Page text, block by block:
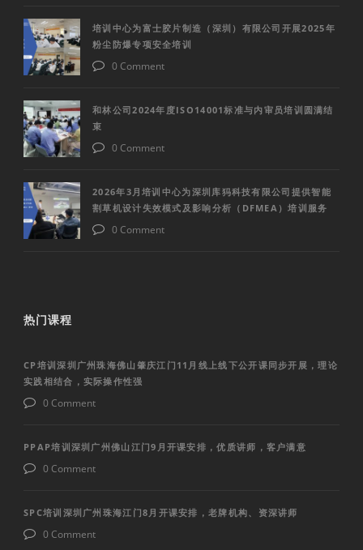
培训中心为富士胶片制造（深圳）有限公司开展2025年
粉尘防爆专项安全培训
0 Comment
和林公司2024年度ISO14001标准与内审员培训圆满结
束
0 Comment
2026年3月培训中心为深圳库犸科技有限公司提供智能
割草机设计失效模式及影响分析（DFMEA）培训服务
0 Comment
热门课程
CP培训深圳广州珠海佛山肇庆江门11月线上线下公开课同步开展，理论
实践相结合，实际操作性强
0 Comment
PPAP培训深圳广州佛山江门9月开课安排，优质讲师，客户满意
0 Comment
SPC培训深圳广州珠海江门8月开课安排，老牌机构、资深讲师
0 Comment